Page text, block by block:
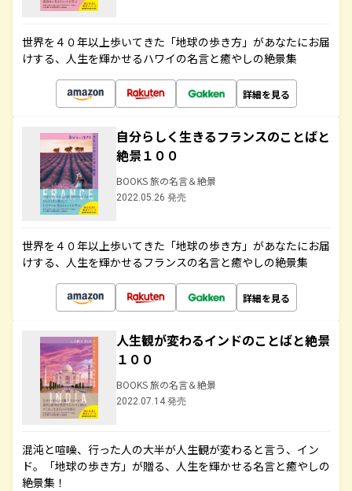
世界を４０年以上歩いてきた「地球の歩き方」があなたにお届
けする、人生を輝かせるハワイの名言と癒やしの絶景集
詳細を見る
自分らしく生きるフランスのことばと
絶景１００
BOOKS 旅の名言＆絶景
2022.05.26 発売
世界を４０年以上歩いてきた「地球の歩き方」があなたにお届
けする、人生を輝かせるフランスの名言と癒やしの絶景集
詳細を見る
人生観が変わるインドのことばと絶景
１００
BOOKS 旅の名言＆絶景
2022.07.14 発売
混沌と喧噪、行った人の大半が人生観が変わると言う、イン
ド。「地球の歩き方」が贈る、人生を輝かせる名言と癒やしの
絶景集！